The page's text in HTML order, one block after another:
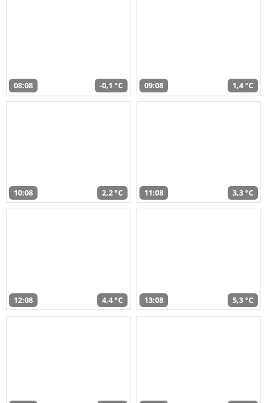
08:08 -0,1 °C 09:08 1,4 °C
10:08 2,2 °C 11:08 3,3 °C
12:08 4,4 °C 13:08 5,3 °C